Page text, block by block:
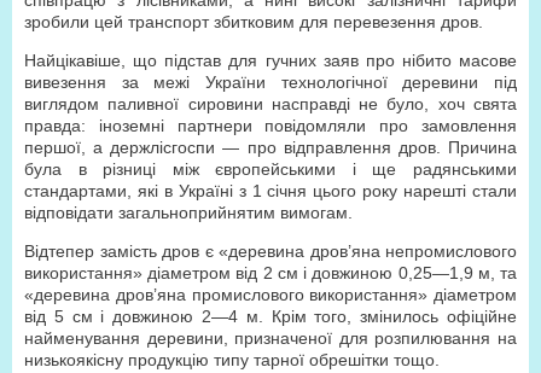
зробили цей транспорт збитковим для перевезення дров.
Найцікавіше, що підстав для гучних заяв про нібито масове
вивезення за межі України технологічної деревини під
виглядом паливної сировини насправді не було, хоч свята
правда: іноземні партнери повідомляли про замовлення
першої, а держлісгоспи — про відправлення дров. Причина
була в різниці між європейськими і ще радянськими
стандартами, які в Україні з 1 січня цього року нарешті стали
відповідати загальноприйнятим вимогам.
Відтепер замість дров є «деревина дров’яна непромислового
використання» діаметром від 2 см і довжиною 0,25—1,9 м, та
«деревина дров’яна промислового використання» діаметром
від 5 см і довжиною 2—4 м. Крім того, змінилось офіційне
найменування деревини, призначеної для розпилювання на
низькоякісну продукцію типу тарної обрешітки тощо.